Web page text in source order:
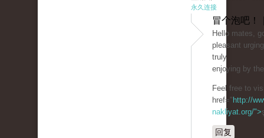
永久连接
冒个泡吧！
Hello mates,
pleasant
truly
enjoying by
Feel free to
href=" http://
nakliyat.org/">
回复